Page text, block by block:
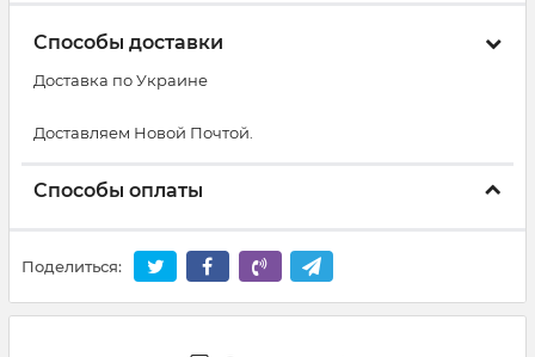
Способы доставки
Доставка по Украине
Доставляем Новой Почтой.
Способы оплаты
Поделиться: